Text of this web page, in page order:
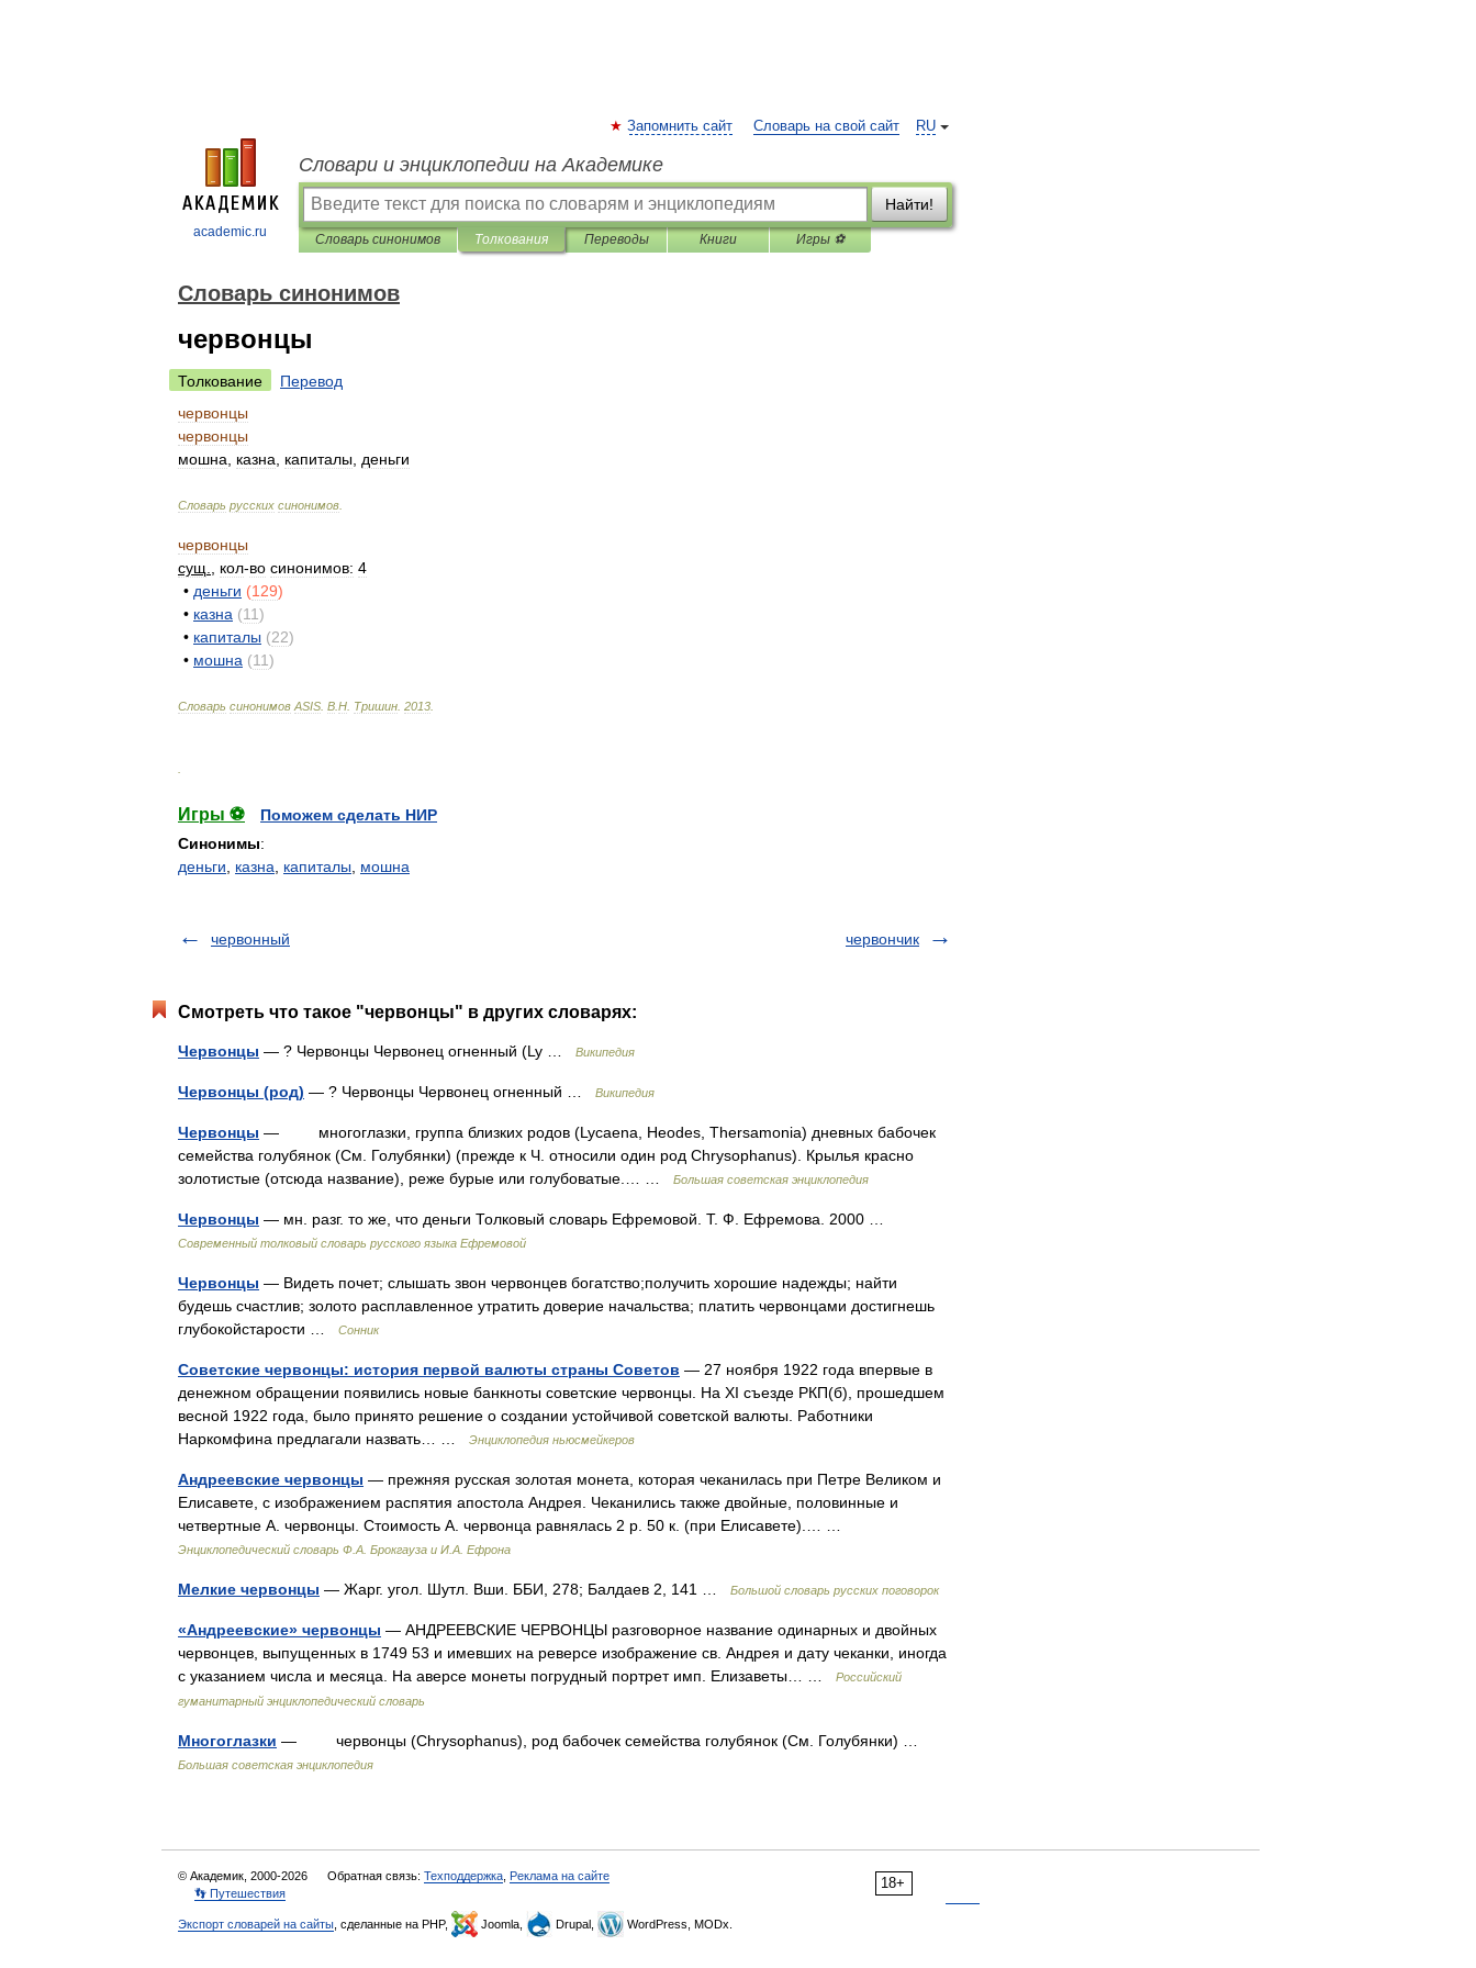
academic.ru
RU
Запомнить сайт Словарь на свой сайт
Словари и энциклопедии на Академике
Найти!
Словарь синонимов Толкования Переводы Книги Игры ⚽
Словарь синонимов
червонцы
Толкование
Перевод
червонцы
червонцы
мошна
казна капиталы деньги
Словарь русских синонимов
червонцы
сущ
кол-во синонимов: 4
• деньги (129)
• казна (11)
• капиталы (22)
• мошна (11)
Словарь синонимов ASIS В Н Тришин 2013
Игры ⚽
Поможем сделать НИР
Синонимы:
деньги
казна капиталы мошна
червонный червончик
Смотреть что такое "червонцы" в других словарях:
Червонцы — ? Червонцы Червонец огненный (Ly … Википедия
Червонцы (род) — ? Червонцы Червонец огненный … Википедия
Червонцы — многоглазки, группа близких родов (Lycaena, Heodes, Thersamonia) дневных бабочек
семейства голубянок (См. Голубянки) (прежде к Ч. относили один род Chrysophanus). Крылья красно
золотистые (отсюда название), реже бурые или голубоватые.… …
Большая советская энциклопедия
Червонцы — мн. разг. то же, что деньги Толковый словарь Ефремовой. Т. Ф. Ефремова. 2000 …
Современный толковый словарь русского языка Ефремовой
Червонцы — Видеть почет; слышать звон червонцев богатство;получить хорошие надежды; найти
будешь счастлив; золото расплавленное утратить доверие начальства; платить червонцами достигнешь
глубокойстарости …
Сонник
Советские червонцы: история первой валюты страны Советов — 27 ноября 1922 года впервые в
денежном обращении появились новые банкноты советские червонцы. На XI съезде РКП(б), прошедшем
весной 1922 года, было принято решение о создании устойчивой советской валюты. Работники
Наркомфина предлагали назвать… …
Энциклопедия ньюсмейкеров
Андреевские червонцы — прежняя русская золотая монета, которая чеканилась при Петре Великом и
Елисавете, с изображением распятия апостола Андрея. Чеканились также двойные, половинные и
четвертные А. червонцы. Стоимость А. червонца равнялась 2 р. 50 к. (при Елисавете).… …
Энциклопедический словарь Ф.А. Брокгауза и И.А. Ефрона
Мелкие червонцы — Жарг. угол. Шутл. Вши. ББИ, 278; Балдаев 2, 141 … Большой словарь русских поговорок
«Андреевские» червонцы — АНДРЕЕВСКИЕ ЧЕРВОНЦЫ разговорное название одинарных и двойных
червонцев, выпущенных в 1749 53 и имевших на реверсе изображение св. Андрея и дату чеканки, иногда
с указанием числа и месяца. На аверсе монеты погрудный портрет имп. Елизаветы… …
Российский
гуманитарный энциклопедический словарь
Многоглазки — червонцы (Chrysophanus), род бабочек семейства голубянок (См. Голубянки) …
Большая советская энциклопедия
18+
© Академик, 2000-2026 Обратная связь: Техподдержка Реклама на сайте
👣 Путешествия
Экспорт словарей на сайты , сделанные на PHP, Joomla, Drupal, WordPress, MODx.